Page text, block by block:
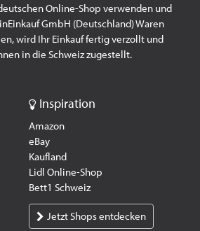
Online-Shop verwenden und
GmbH (Deutschland) Waren
wird Ihr Einkauf fertig verzollt und
in die Schweiz zugestellt.
Inspiration
Amazon
eBay
Kaufland
Lidl Online-Shop
Bett1 Schweiz
Jetzt Shops entdecken